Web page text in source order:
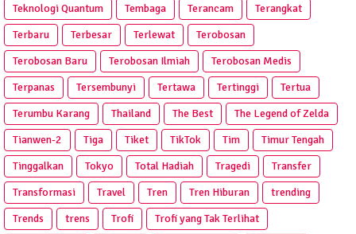
Teknologi Quantum
Tembaga Terancam
Terangkat
Terbaru
Terbesar Terlewat
Terobosan
Terobosan Baru
Terobosan Ilmiah
Terobosan Medis
Terpanas
Tersembunyi Tertawa Tertinggi
Tertua
Terumbu Karang
Thailand The Best
The Legend of Zelda
Tianwen-2
Tiga Tiket TikTok Tim
Timur Tengah
Tinggalkan
Tokyo Total Hadiah Tragedi
Transfer
Transformasi
Travel Tren Tren Hiburan
trending
Trends
trens Trofi
Trofi yang Tak Terlihat